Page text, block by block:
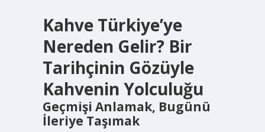
Kahve Türkiye’ye
Nereden Gelir? Bir
Tarihçinin Gözüyle
Kahvenin Yolculuğu
Geçmişi Anlamak, Bugünü
İleriye Taşımak